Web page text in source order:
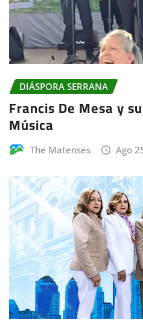
DIÁSPORA SERRANA
Francis De Mesa y
Música
The Matenses Ago